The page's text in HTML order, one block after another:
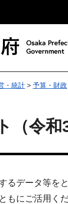
・統計 > 予算・財政
（令和
るデータ等を
もにご活用くだ